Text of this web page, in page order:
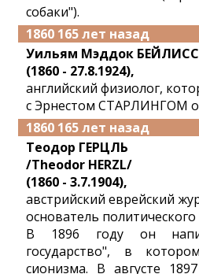
собаки").
1860 165 лет назад
Уильям Мэддок БЕЙЛИСС
(1860 - 27.8.1924),
английский физиолог,
с Эрнестом СТАРЛИНГОМ
1860 165 лет назад
Теодор ГЕРЦЛЬ
/Theodor HERZL/
(1860 - 3.7.1904),
австрийский еврейский
основатель
В 1896 году он
государство", в
сионизма. В августе